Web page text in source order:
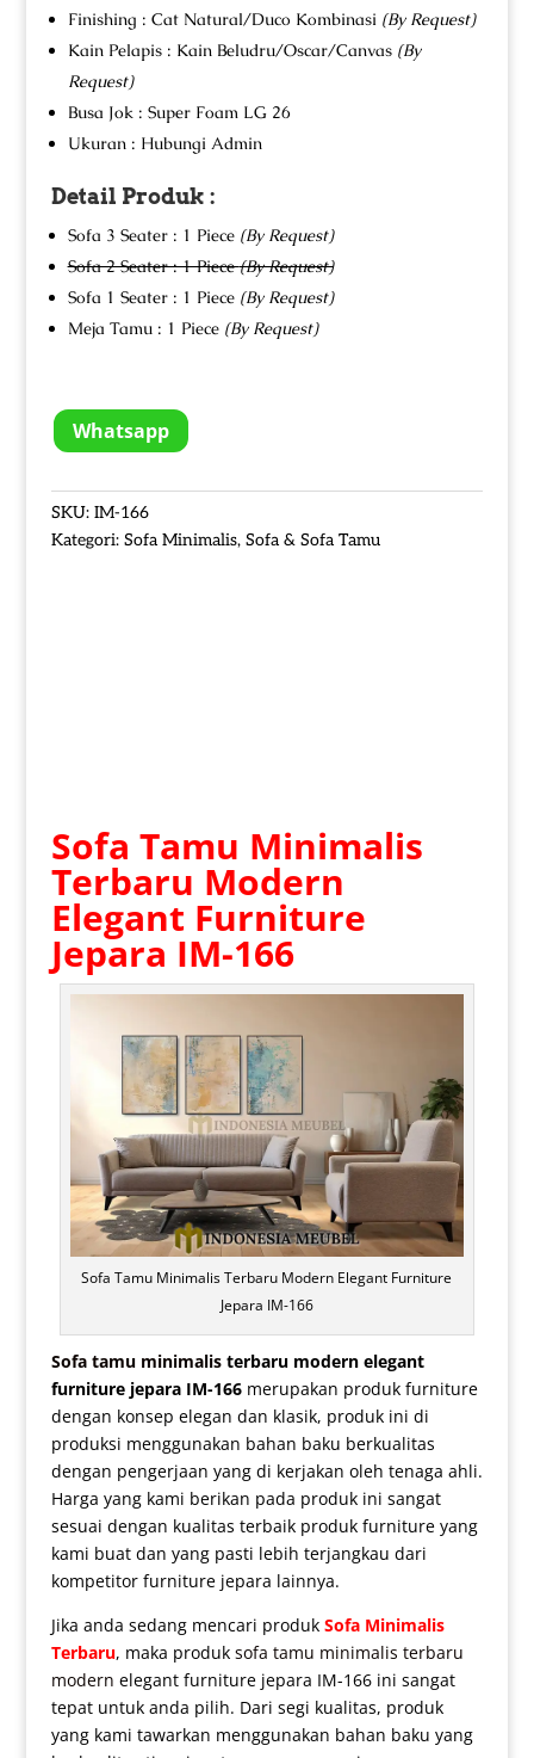
Finishing : Cat Natural/Duco Kombinasi (By Request)
Kain Pelapis : Kain Beludru/Oscar/Canvas (By
Request)
Busa Jok : Super Foam LG 26
Ukuran : Hubungi Admin
Detail Produk :
Sofa 3 Seater : 1 Piece (By Request)
Sofa 2 Seater : 1 Piece(By Request)
Sofa 1 Seater : 1 Piece (By Request)
Meja Tamu : 1 Piece (By Request)
Whatsapp
SKU: IM-166
Kategori: Sofa Minimalis, Sofa & Sofa Tamu
Sofa Tamu Minimalis
Terbaru Modern
Elegant Furniture
Jepara IM-166
Sofa Tamu Minimalis Terbaru Modern Elegant Furniture
Jepara IM-166
Sofa tamu minimalisterbaru modern elegant
furniture jepara IM-166merupakan produk furniture
dengan konsep elegan dan klasik, produk ini di
produksi menggunakan bahan baku berkualitas
dengan pengerjaan yang di kerjakan oleh tenaga ahli.
Harga yang kami berikan pada produk ini sangat
sesuai dengan kualitas terbaik produk furniture yang
kami buat dan yang pasti lebih terjangkau dari
kompetitor furniture jepara lainnya.
Jika anda sedang mencari produk Sofa Minimalis
Terbaru, maka produk sofa tamu minimalis terbaru
modern elegant furniture jepara IM-166 ini sangat
tepat untuk anda pilih. Dari segi kualitas, produk
yang kami tawarkan menggunakan bahan baku yang